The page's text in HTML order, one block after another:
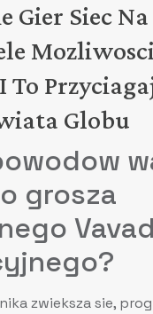
Gier Siec
Mozliwosci
Globu
grosza
zwieksza sie,